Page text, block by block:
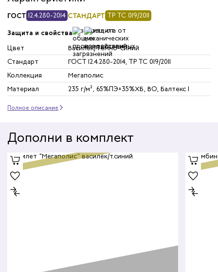
ГОСТ 12.4.280-2014 СТАНДАРТ ТР ТС 019/2011
Защита и свойства
Цвет
Василек/Темно-синий
Стандарт
ГОСТ 12.4.280-2014, ТР ТС 019/2011
Коллекция
Мегаполис
Материал
235 г/м², 65%ПЭ+35%ХБ, ВО, Балтекс 1
Полное описание
Дополни в комплект